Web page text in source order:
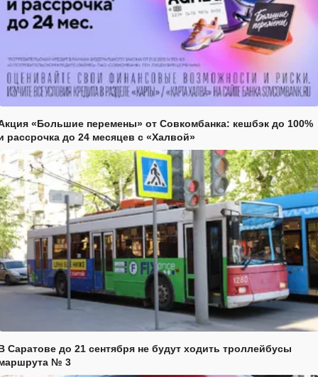
«Большие перемены» от Совкомбанка: кешбэк до 100%
рассрочка до 24 месяцев с «Халвой»
Саратове до 21 сентября не будут ходить троллейбусы
№ 3